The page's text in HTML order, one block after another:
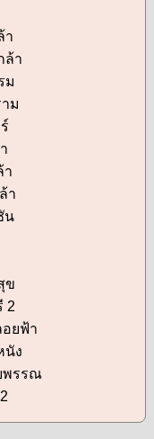
า
ล้า
ม
ม
า
า
น
ข
2
ยฟ้า
นัง
พรรณ